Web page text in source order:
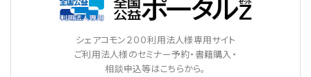
シェアコモン２００利用法人様専用サイト
ご利用法人様のセミナー予約・書籍購入・
相談申込等はこちらから。